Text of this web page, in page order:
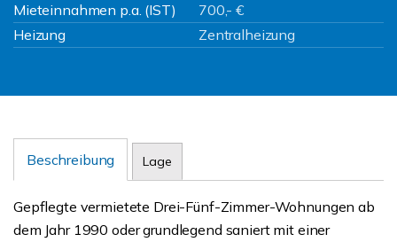
Mieteinnahmen p.a. (IST)
700,- €
Heizung
Zentralheizung
Beschreibung Lage
Gepflegte vermietete Drei-Fünf-Zimmer-Wohnungen ab
dem Jahr 1990 oder grundlegend saniert mit einer